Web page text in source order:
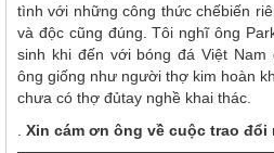
tình với những công thức chếbiến
và độc cũng đúng. Tôi nghĩ ông
sinh khi đến với bóng đá Việt Nam
ông giống như người thợ kim hoàn
chưa có thợ đủtay nghề khai thác.
. Xin cám ơn ông về cuộc trao đổi